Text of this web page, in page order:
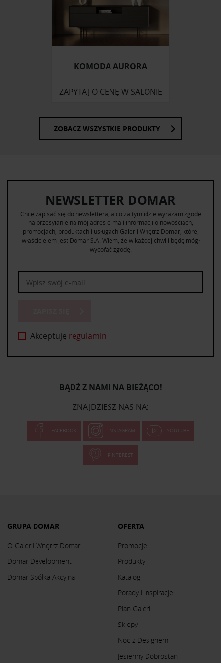
KOMODA AURORA
ZAPYTAJ O CENĘ W SALONIE
ZOBACZ WSZYSTKIE PRODUKTY
NEWSLETTER DOMAR
Chcę zapisać się do newslettera, a co za tym idzie wyrażam zgodę
na przesyłanie na mój adres e-mail informacji o nowościach,
promocjach, produktach i usługach Galerii Wnętrz Domar, której
właścicielem jest Domar S.A. Wiem, że w każdej chwili będę mógł
wycofać zgodę.
Akceptuję regulamin
BĄDŹ Z NAMI NA BIEŻĄCO!
ZNAJDZIESZ NAS NA:
FACEBOOK INSTAGRAM YOUTUBE
PINTEREST
GRUPA DOMAR
O Galerii Wnętrz Domar
Domar Development
Domar Spółka Akcyjna
OFERTA
Promocje
Produkty
Katalog
Porady i inspiracje
Plan Galerii
Sklepy
Noc z Designem
Jesienny Dobrostan